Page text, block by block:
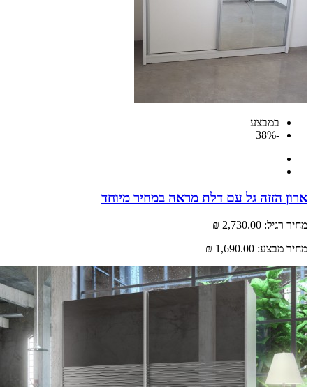
במבצע
הזזה גל עם דלת מראה במחיר מיוחד
רגיל: 2,730.00 ₪
מבצע: 1,690.00 ₪